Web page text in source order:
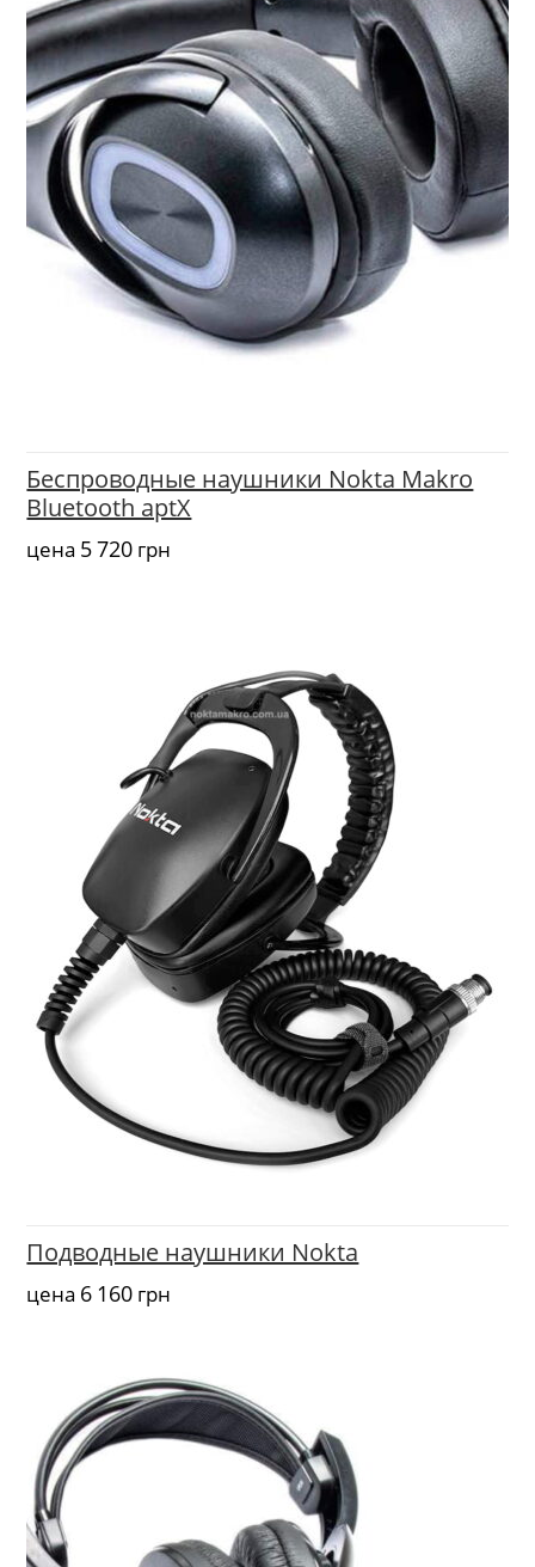
Беспроводные наушники Nokta Makro
Bluetooth aptX
цена 5 720грн
Подводные наушники Nokta
цена 6 160грн